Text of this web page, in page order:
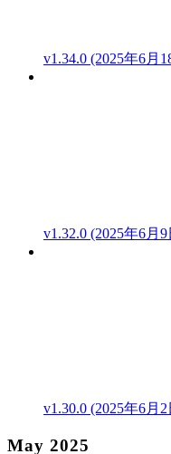
v1.34.0 (2025年6月
v1.32.0 (2025年6月9
v1.30.0 (2025年6月2
May 2025